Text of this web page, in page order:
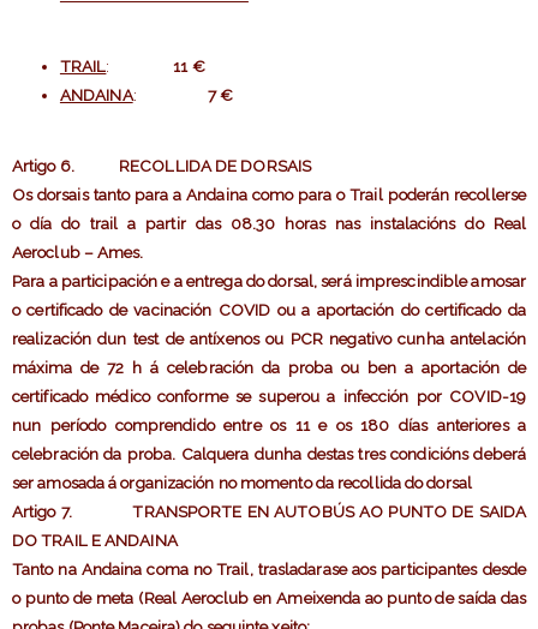
TRAIL:11 €
ANDAINA: 7 €
Artigo 6. RECOLLIDA DE DORSAIS
Os dorsais tanto para a Andaina como para o Trail poderán recollerse
o día do trail a partir das 08.30 horas nas instalacións do Real
Aeroclub – Ames.
Para a participación e a entrega do dorsal, será imprescindible amosar
o certificado de vacinación COVID ou a aportación do certificado da
realización dun test de antíxenos ou PCR negativo cunha antelación
máxima de 72 h á celebración da proba ou ben a aportación de
certificado médico conforme se superou a infección por COVID-19
nun período comprendido entre os 11 e os 180 días anteriores a
celebración da proba. Calquera dunha destas tres condicións deberá
ser amosada á organización no momento da recollida do dorsal
Artigo 7. TRANSPORTE EN AUTOBÚS AO PUNTO DE SAIDA
DO TRAIL E ANDAINA
Tanto na Andaina coma no Trail, trasladarase aos participantes desde
o punto de meta (Real Aeroclub en Ameixenda ao punto de saída das